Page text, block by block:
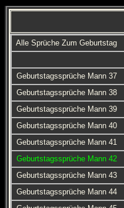
Alle Sprüche Zum Geburtstag
Geburtstagssprüche Mann 37
Geburtstagssprüche Mann 38
Geburtstagssprüche Mann 39
Geburtstagssprüche Mann 40
Geburtstagssprüche Mann 41
Geburtstagssprüche Mann 42
Geburtstagssprüche Mann 43
Geburtstagssprüche Mann 44